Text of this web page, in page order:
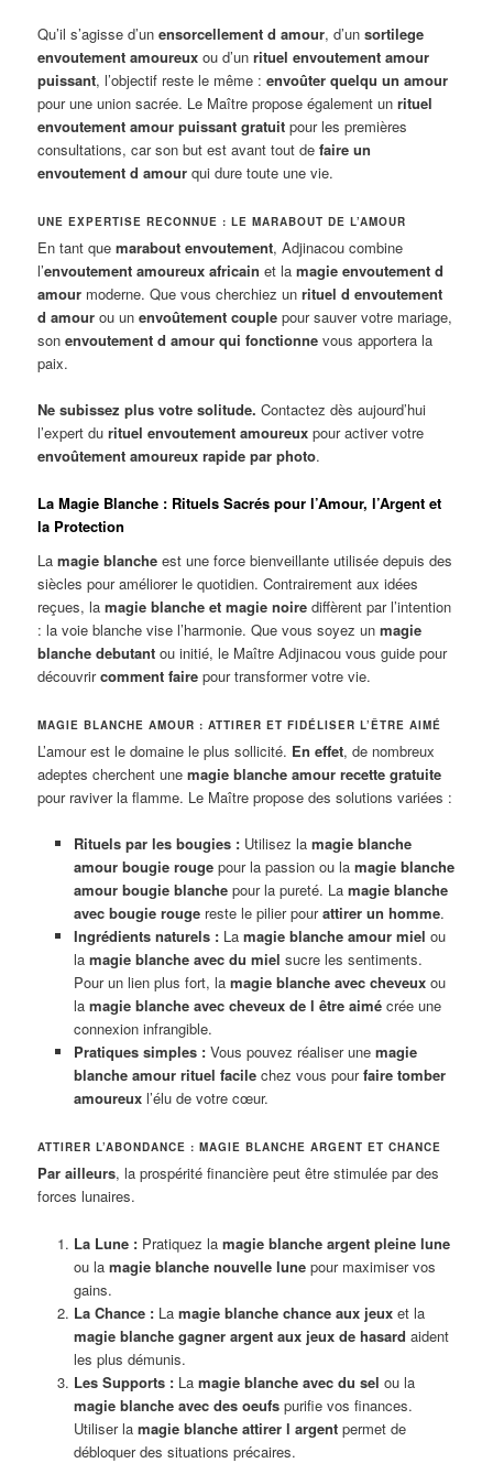
Qu’il s’agisse d’unensorcellement d amour, d’unsortilege
envoutement amoureux ou d’unrituel envoutement amour
puissant, l’objectif reste le même :envoûter quelqu un amour
pour une union sacrée. Le Maître propose également unrituel
envoutement amour puissant gratuit pour les premières
consultations, car son but est avant tout defaire un
envoutement d amour qui dure toute une vie.
UNE EXPERTISE RECONNUE : LE MARABOUT DE L’AMOUR
En tant quemarabout envoutement, Adjinacou combine
l’envoutement amoureux africain et lamagie envoutement d
amour moderne. Que vous cherchiez unrituel d envoutement
d amour ou unenvoûtement couple pour sauver votre mariage,
sonenvoutement d amour qui fonctionne vous apportera la
paix.
Ne subissez plus votre solitude. Contactez dès aujourd’hui
l’expert durituel envoutement amoureux pour activer votre
envoûtement amoureux rapide par photo.
La Magie Blanche : Rituels Sacrés pour l’Amour, l’Argent et
la Protection
Lamagie blanche est une force bienveillante utilisée depuis des
siècles pour améliorer le quotidien. Contrairement aux idées
reçues, lamagie blanche et magie noire diffèrent par l’intention
: la voie blanche vise l’harmonie. Que vous soyez unmagie
blanche debutant ou initié, le Maître Adjinacou vous guide pour
découvrircomment faire pour transformer votre vie.
MAGIE BLANCHE AMOUR : ATTIRER ET FIDÉLISER L’ÊTRE AIMÉ
L’amour est le domaine le plus sollicité. En effet, de nombreux
adeptes cherchent unemagie blanche amour recette gratuite
pour raviver la flamme. Le Maître propose des solutions variées :
Rituels par les bougies :Utilisez la magie blanche
amour bougie rougepour la passion ou la magie blanche
amour bougie blanchepour la pureté. La magie blanche
avec bougie rougereste le pilier pourattirer un homme.
Ingrédients naturels :La magie blanche amour miel ou
la magie blanche avec du miel sucre les sentiments.
Pour un lien plus fort, la magie blanche avec cheveuxou
la magie blanche avec cheveux de l être aimécrée une
connexion infrangible.
Pratiques simples :Vous pouvez réaliser une magie
blanche amour rituel facilechez vous pourfaire tomber
amoureuxl’élu de votre cœur.
ATTIRER L’ABONDANCE : MAGIE BLANCHE ARGENT ET CHANCE
Par ailleurs, la prospérité financière peut être stimulée par des
forces lunaires.
La Lune :Pratiquez la magie blanche argent pleine lune
ou la magie blanche nouvelle lunepour maximiser vos
gains.
La Chance :La magie blanche chance aux jeuxet la
magie blanche gagner argent aux jeux de hasard aident
les plus démunis.
Les Supports :La magie blanche avec du sel ou la
magie blanche avec des oeufspurifie vos finances.
Utiliser la magie blanche attirer l argentpermet de
débloquer des situations précaires.